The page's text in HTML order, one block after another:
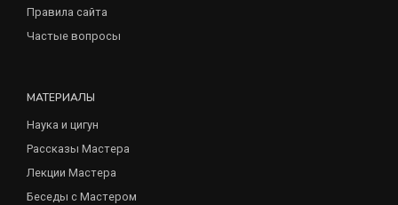
Правила сайта
Частые вопросы
МАТЕРИАЛЫ
Наука и цигун
Рассказы Мастера
Лекции Мастера
Беседы с Мастером